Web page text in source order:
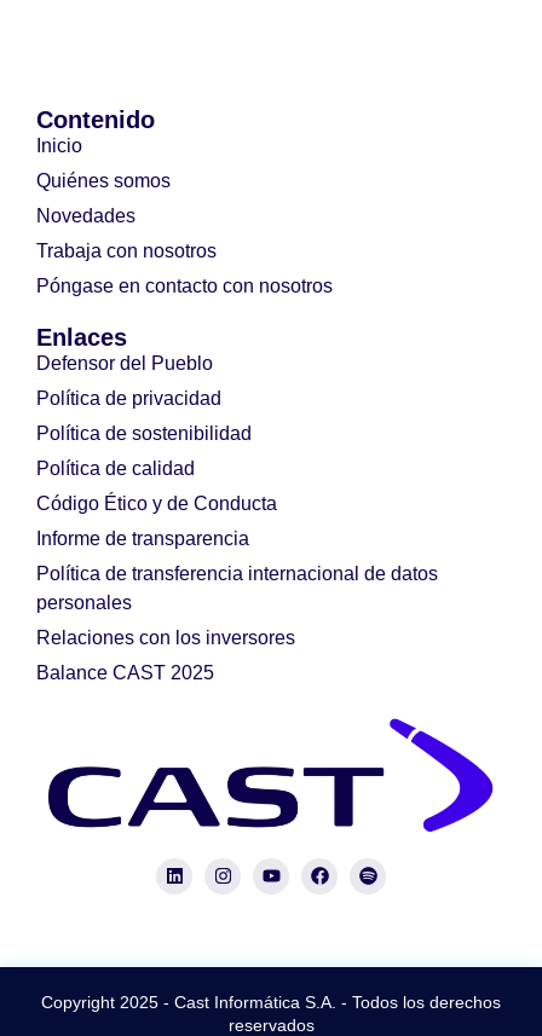
Contenido
Inicio
Quiénes somos
Novedades
Trabaja con nosotros
Póngase en contacto con nosotros
Enlaces
Defensor del Pueblo
Política de privacidad
Política de sostenibilidad
Política de calidad
Código Ético y de Conducta
Informe de transparencia
Política de transferencia internacional de datos
personales
Relaciones con los inversores
Balance CAST 2025
Copyright 2025 - Cast Informática S.A. - Todos los derechos
reservados